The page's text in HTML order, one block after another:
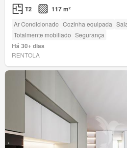
T2 117 m²
Ar Condicionado Cozinha equipada
Totalmente mobiliado Segurança
Há 30+ dias
RENTOLA